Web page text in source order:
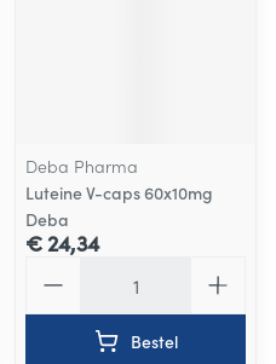
Deba Pharma
Luteine V-caps 60x10mg
Deba
€ 24,34
Bestel